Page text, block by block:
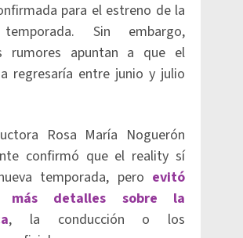
para el estreno de la
Sin embargo,
rumores apuntan a que el
regresaría entre junio y julio
Rosa María Noguerón
confirmó que el reality sí
temporada, pero evitó
más detalles sobre la
, la conducción o los